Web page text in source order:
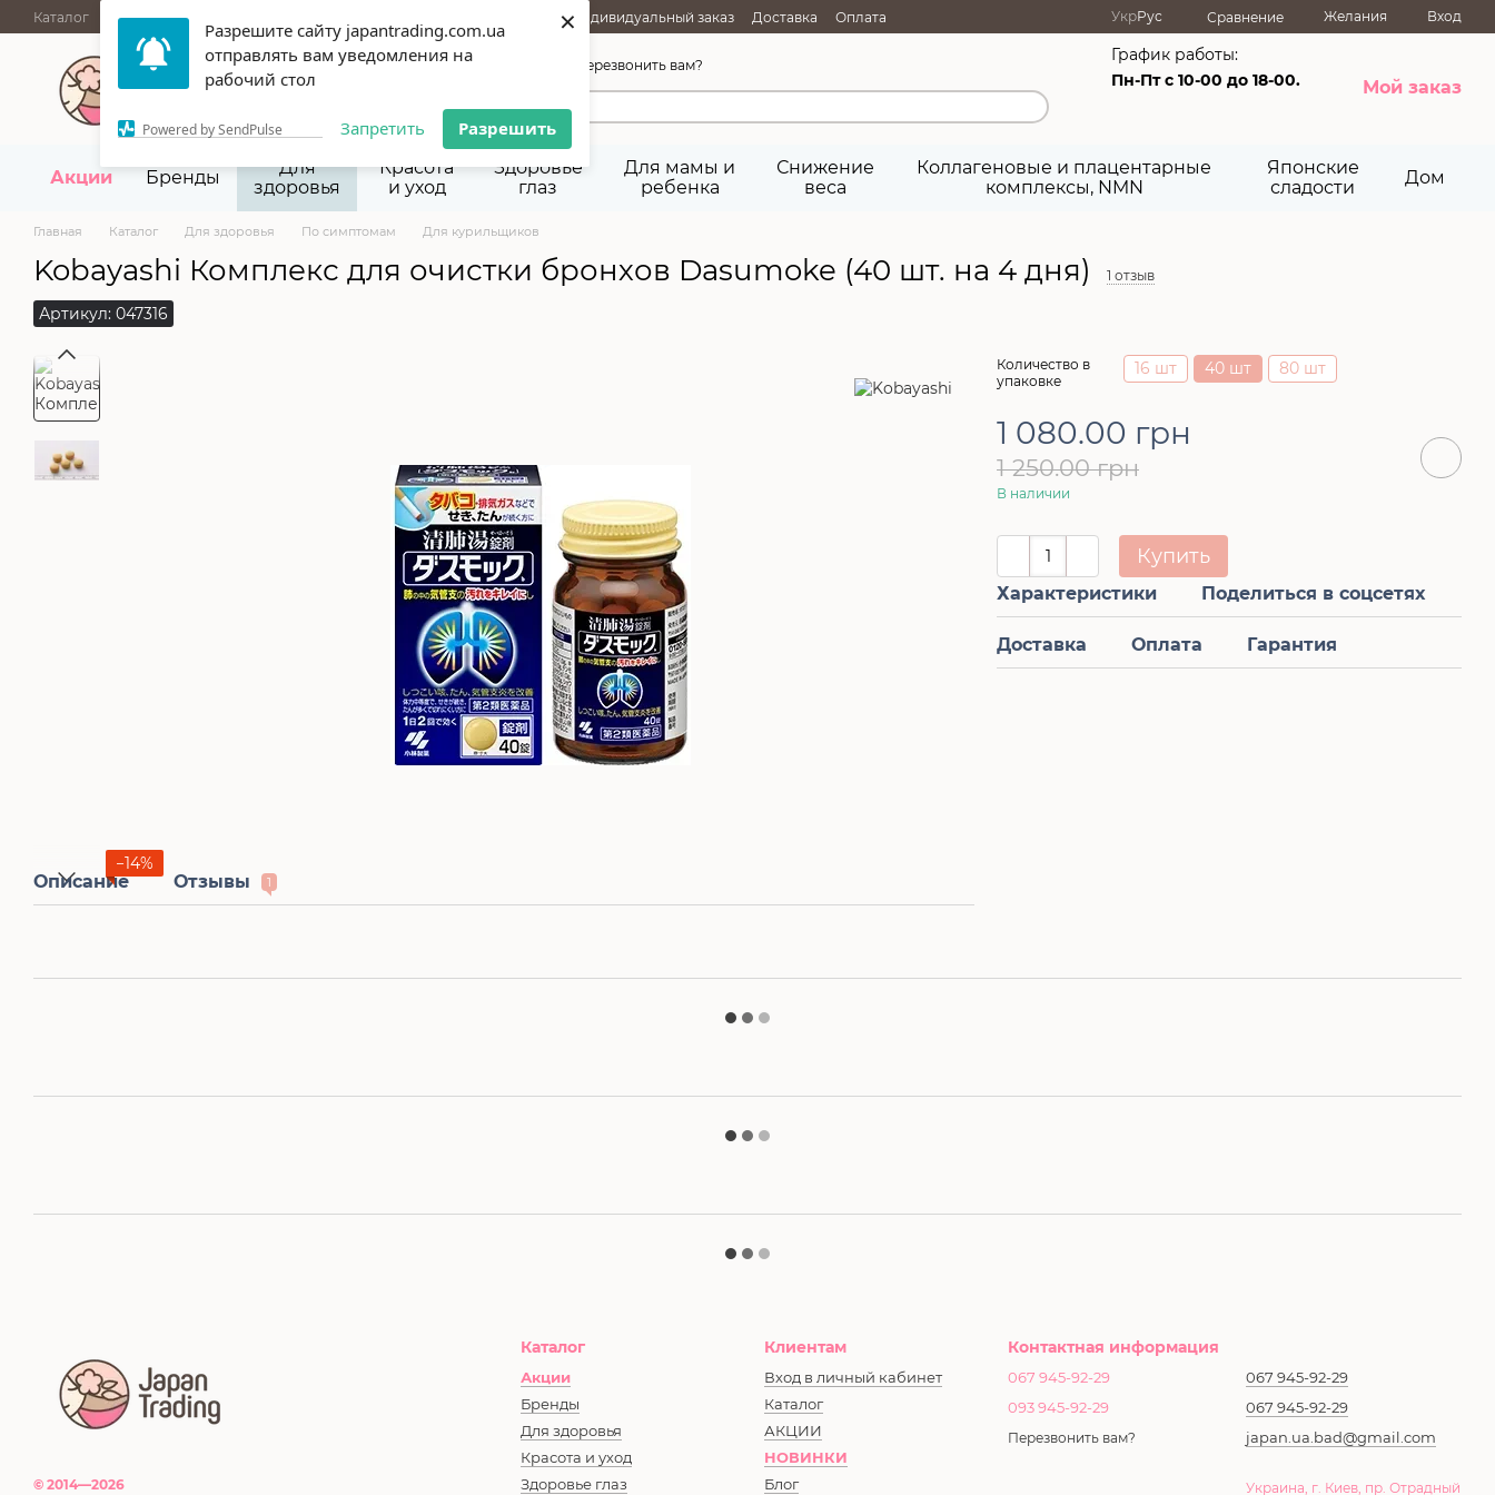
Разрешите сайту japantrading.com.ua
отправлять вам уведомления на
рабочий стол
Powered by SendPulse Запретить Разрешить
×
Перейти к основному контенту
Каталог АКЦИИ НОВИНКИ Индивидуальный заказ Доставка
Оплата
Сертификаты
Срок годности Отзывы О нас Контакты Возврат товара Публичная оферта
УкрРус Сравнение Желания Вход
067 945-92-29,093 945-92-29 Перезвонить вам?
График работы:
Пн-Пт с 10-00 до 18-00.
Мой заказ
Акции Бренды
Для
здоровья
Красота
и уход
Здоровье
глаз
Для мамы и
ребенка
Снижение
веса
Коллагеновые и плацентарные
комплексы, NMN
Японские
сладости
Дом
Главная Каталог Для здоровья По симптомам Для курильщиков
Kobayashi Комплекс для очистки бронхов Dasumoke (40 шт. на 4 дня) 1 отзыв
Артикул: 047316
−14%
Описание Отзывы 1
Количество в
упаковке
16 шт 40 шт 80 шт
1 080.00 грн
1 250.00 грн
В наличии
Купить
Характеристики Поделиться в соцсетях
Доставка Оплата Гарантия
© 2014—2026
Каталог
Акции
Бренды
Для здоровья
Красота и уход
Здоровье глаз
Клиентам
Вход в личный кабинет
Каталог
АКЦИИ
НОВИНКИ
Блог
Контактная информация
067 945-92-29
093 945-92-29
Перезвонить вам?
067 945-92-29
067 945-92-29
japan.ua.bad@gmail.com
Украина, г. Киев, пр. Отрадный